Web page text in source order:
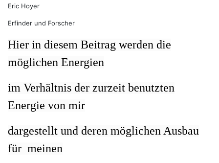
Eric Hoyer
Erfinder und Forscher
Hier in diesem Beitrag werden die
möglichen Energien
im Verhältnis der zurzeit benutzten
Energie von mir
dargestellt und deren möglichen Ausbau
für meinen